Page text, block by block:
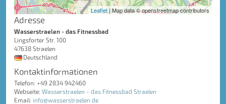
Leaflet | Map data © openstreetmap contributors
Adresse
Wasserstraelen - das Fitnessbad
Lingsforter Str. 100
47638 Straelen
Deutschland
Kontaktinformationen
Telefon: +49 2834 942460
Webseite: Wasserstraelen - das Fitnessbad Straelen
Email: info@wasserstraelen.de